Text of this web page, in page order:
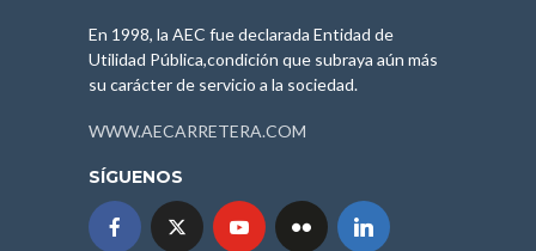
En 1998, la AEC fue declarada Entidad de
Utilidad Pública,condición que subraya aún más
su carácter de servicio a la sociedad.
WWW.AECARRETERA.COM
SÍGUENOS